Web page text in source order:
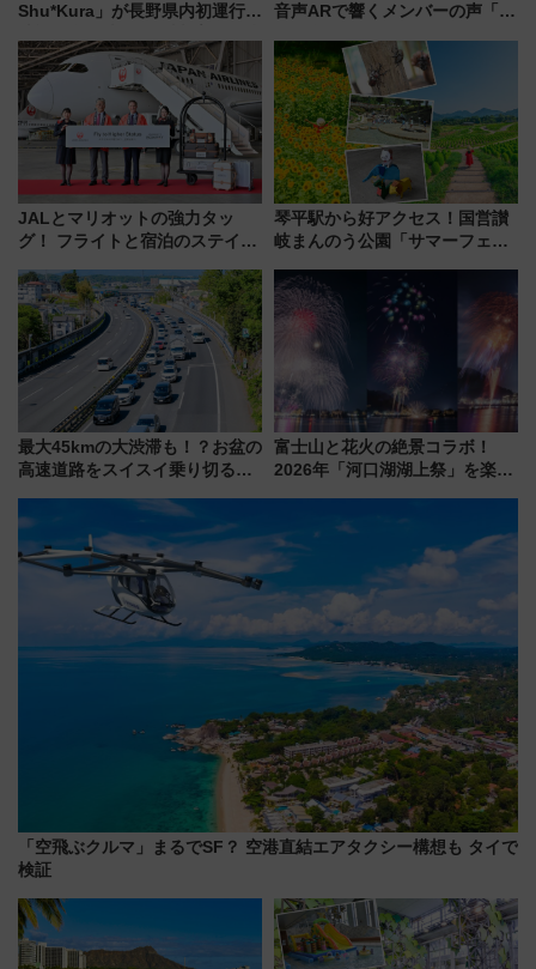
Shu*Kura」が長野県内初運行！
別企画
音声ARで響くメンバーの声「真
JALとマリオットの強力タッ
グ！ フライトと宿泊のステイタ
上級会員資格を効率よく獲得す
る方法を解説
琴平駅から好アクセス！国営讃
岐まんのう公園「サマーフェス
ブトムシに楽しいがいっぱい
最大45kmの大渋滞も！？お盆の
高速道路をスイスイ乗り切る快
富士山と花火の絶景コラボ！
2026年「河口湖湖上祭」を楽し
「空飛ぶクルマ」まるでSF？ 空港直結エアタクシー構想も タイで
検証